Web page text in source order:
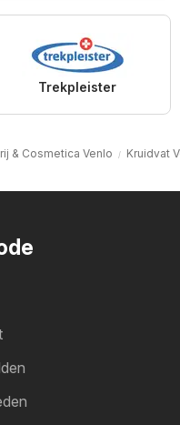
Trekpleister
& Cosmetica Venlo Kruidvat